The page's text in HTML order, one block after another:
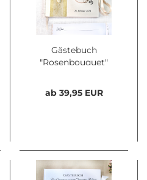
Gästebuch
"Rosenbouquet"
ab 39,95 EUR